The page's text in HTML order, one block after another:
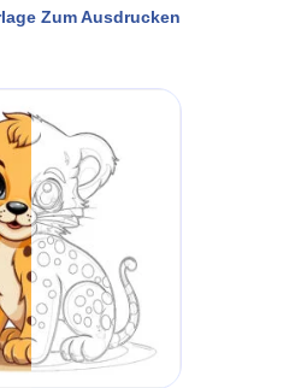
Zum Ausdrucken